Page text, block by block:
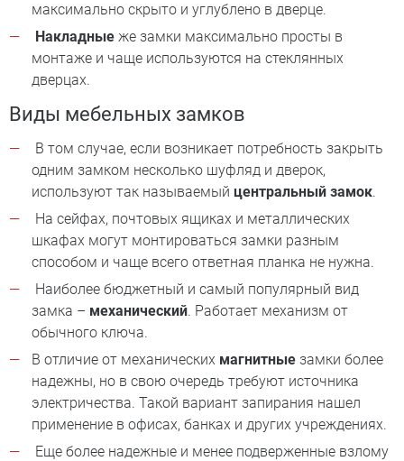
максимально скрыто и углублено в дверце.
Накладные же замки максимально просты в
монтаже и чаще используются на стеклянных
дверцах.
Виды мебельных замков
В том случае, если возникает потребность закрыть
одним замком несколько шуфляд и дверок,
используют так называемый центральный замок.
На сейфах, почтовых ящиках и металлических
шкафах могут монтироваться замки разным
способом и чаще всего ответная планка не нужна.
Наиболее бюджетный и самый популярный вид
замка – механический. Работает механизм от
обычного ключа.
В отличие от механических магнитные замки более
надежны, но в свою очередь требуют источника
электричества. Такой вариант запирания нашел
применение в офисах, банках и других учреждениях.
Еще более надежные и менее подверженные взлому